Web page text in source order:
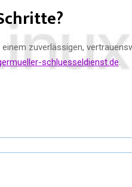
zuverlässigen,
schluesseldienst.de